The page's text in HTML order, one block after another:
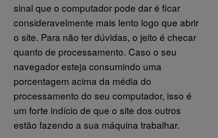
sinal que o computador pode dar é ficar
consideravelmente mais lento logo que abrir
o site. Para não ter dúvidas, o jeito é checar
quanto de processamento. Caso o seu
navegador esteja consumindo uma
porcentagem acima da média do
processamento do seu computador, isso é
um forte indício de que o site dos outros
estão fazendo a sua máquina trabalhar.